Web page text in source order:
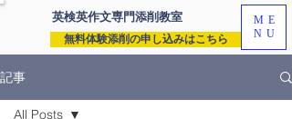
英検英作文専門添削教室
無料体験添削の申し込みはこちら
ME
NU
記事
All Posts